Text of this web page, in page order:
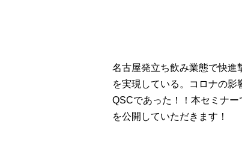
名古屋発立ち飲み業態で快進
を実現している。コロナの
QSCであった！！本セミナ
を公開していただきます！